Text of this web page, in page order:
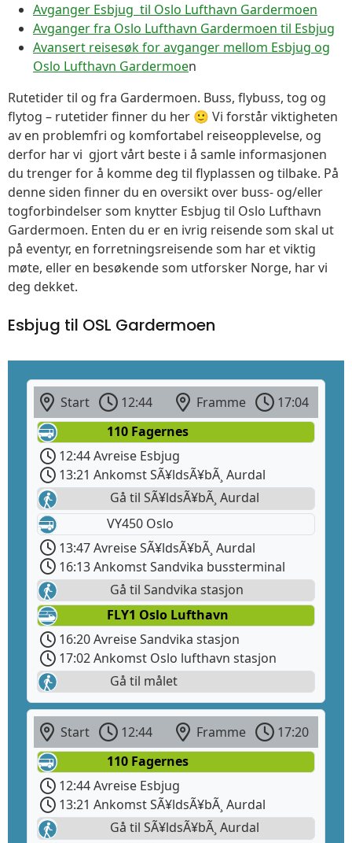
Avganger Esbjug til Oslo Lufthavn Gardermoen
Avganger fra Oslo Lufthavn Gardermoen til Esbjug
Avansert reisesøk for avganger mellom Esbjug og
Oslo Lufthavn Gardermoen
Rutetider til og fra Gardermoen. Buss, flybuss, tog og
flytog – rutetider finner du her 🙂 Vi forstår viktigheten
av en problemfri og komfortabel reiseopplevelse, og
derfor har vi gjort vårt beste i å samle informasjonen
du trenger for å komme deg til flyplassen og tilbake. På
denne siden finner du en oversikt over buss- og/eller
togforbindelser som knytter Esbjug til Oslo Lufthavn
Gardermoen. Enten du er en ivrig reisende som skal ut
på eventyr, en forretningsreisende som har et viktig
møte, eller en besøkende som utforsker Norge, har vi
deg dekket.
Esbjug til OSL Gardermoen
Start 12:44 Framme
17:04
110 Fagernes
12:44 Avreise Esbjug
13:21 Ankomst SÃ¥ldsÃ¥bÃ¸ Aurdal
Gå til SÃ¥ldsÃ¥bÃ¸ Aurdal
VY450 Oslo
13:47 Avreise SÃ¥ldsÃ¥bÃ¸ Aurdal
16:13 Ankomst Sandvika bussterminal
Gå til Sandvika stasjon
FLY1 Oslo Lufthavn
16:20 Avreise Sandvika stasjon
17:02 Ankomst Oslo lufthavn stasjon
Gå til målet
Start 12:44 Framme
17:20
110 Fagernes
12:44 Avreise Esbjug
13:21 Ankomst SÃ¥ldsÃ¥bÃ¸ Aurdal
Gå til SÃ¥ldsÃ¥bÃ¸ Aurdal